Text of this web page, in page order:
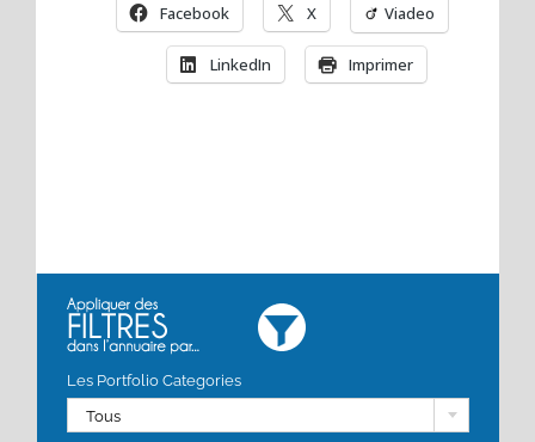
Facebook X Viadeo
LinkedIn Imprimer
Les Portfolio Categories
Tous